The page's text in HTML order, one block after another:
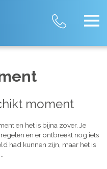
moment
en het is bijna zover. Je
en er ontbreekt nog iets
had kunnen zijn, maar het is